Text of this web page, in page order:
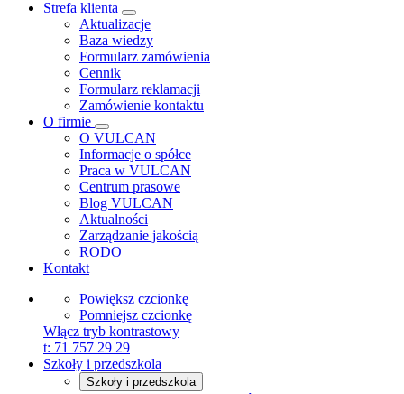
Strefa klienta
Aktualizacje
Baza wiedzy
Formularz zamówienia
Cennik
Formularz reklamacji
Zamówienie kontaktu
O firmie
O VULCAN
Informacje o spółce
Praca w VULCAN
Centrum prasowe
Blog VULCAN
Aktualności
Zarządzanie jakością
RODO
Kontakt
Powiększ czcionkę
Pomniejsz czcionkę
Włącz tryb kontrastowy
t: 71 757 29 29
Szkoły i przedszkola
Szkoły i przedszkola